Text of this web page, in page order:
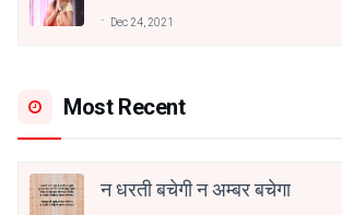
Dec 24, 2021
Most Recent
न धरती बचेगी न अम्बर बचेगा